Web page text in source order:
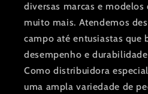
diversas marcas e
muito mais. Atendemos
campo até entusiastas que
desempenho e
Como distribuidora
uma ampla variedade de